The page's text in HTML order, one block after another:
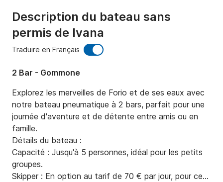
Description du bateau sans
permis de Ivana
Traduire en Français
2 Bar - Gommone
Explorez les merveilles de Forio et de ses eaux avec
notre bateau pneumatique à 2 bars, parfait pour une
journée d'aventure et de détente entre amis ou en
famille.
Détails du bateau :
Capacité : Jusqu'à 5 personnes, idéal pour les petits
groupes.
Skipper : En option au tarif de 70 € par jour, pour ceux